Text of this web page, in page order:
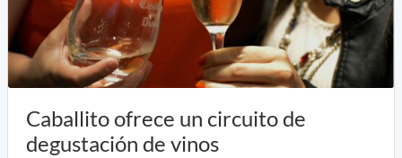
Caballito ofrece un circuito de
degustación de vinos